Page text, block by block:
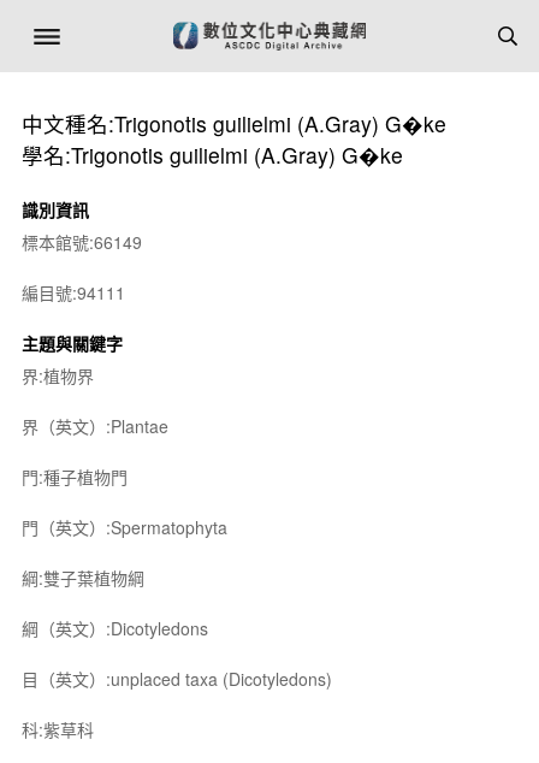
中文種名:Trigonotis guilielmi (A.Gray) G�ke
學名:Trigonotis guilielmi (A.Gray) G�ke
識別資訊
標本館號:66149
編目號:94111
主題與關鍵字
界:植物界
界（英文）:Plantae
門:種子植物門
門（英文）:Spermatophyta
綱:雙子葉植物綱
綱（英文）:Dicotyledons
目（英文）:unplaced taxa (Dicotyledons)
科:紫草科